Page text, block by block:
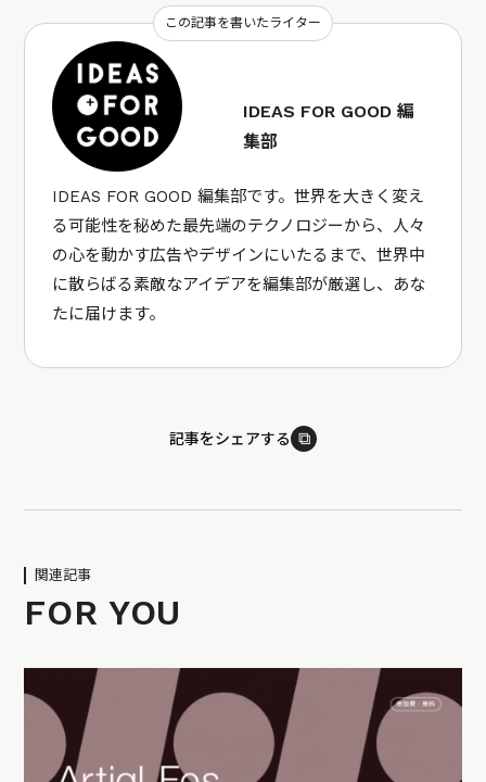
この記事を書いたライター
IDEAS FOR GOOD 編
集部
IDEAS FOR GOOD 編集部です。世界を大きく変え
る可能性を秘めた最先端のテクノロジーから、人々
の心を動かす広告やデザインにいたるまで、世界中
に散らばる素敵なアイデアを編集部が厳選し、あな
たに届けます。
記事をシェアする ⧉
関連記事
FOR YOU